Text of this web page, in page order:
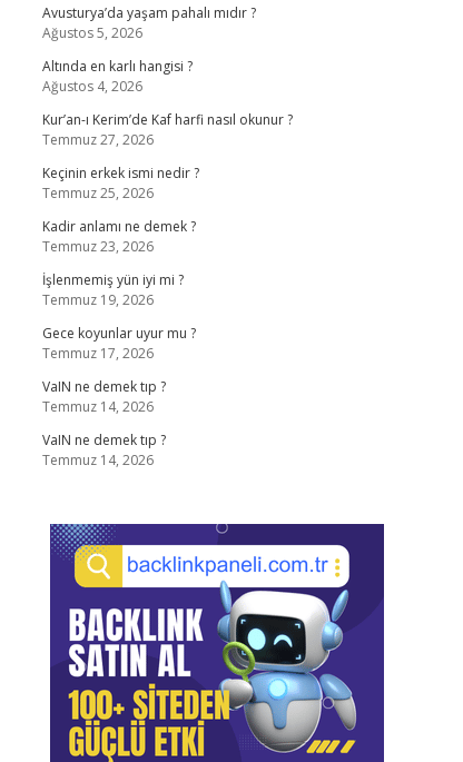
Avusturya’da yaşam pahalı mıdır ?
Ağustos 5, 2026
Altında en karlı hangisi ?
Ağustos 4, 2026
Kur’an-ı Kerim’de Kaf harfi nasıl okunur ?
Temmuz 27, 2026
Keçinin erkek ismi nedir ?
Temmuz 25, 2026
Kadir anlamı ne demek ?
Temmuz 23, 2026
İşlenmemiş yün iyi mi ?
Temmuz 19, 2026
Gece koyunlar uyur mu ?
Temmuz 17, 2026
VaIN ne demek tıp ?
Temmuz 14, 2026
VaIN ne demek tıp ?
Temmuz 14, 2026